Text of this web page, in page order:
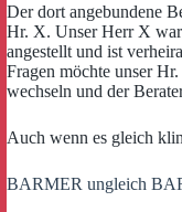
Der dort angebundene
Hr. X. Unser Herr X
angestellt und ist
Fragen möchte unser
wechseln und der
Auch wenn es gleich
BARMER ungleich